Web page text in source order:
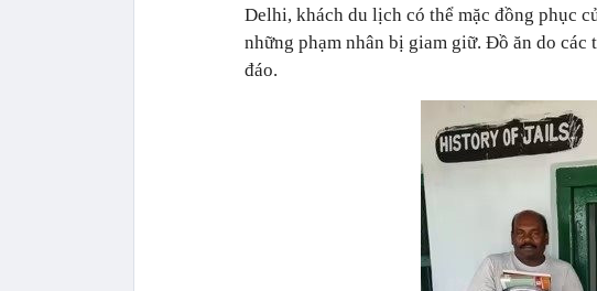
Delhi, khách du lịch có thể mặc đồng phục
những phạm nhân bị giam giữ. Đồ ăn do các
đáo.